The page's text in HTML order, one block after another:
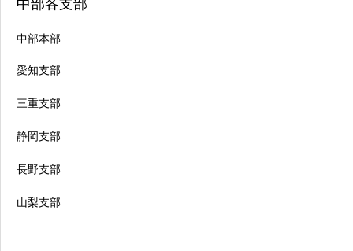
中部各支部
中部本部
愛知支部
三重支部
静岡支部
長野支部
山梨支部